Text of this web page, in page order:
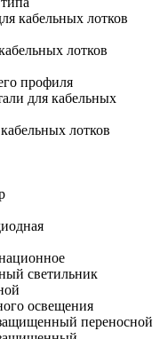
кабельных лотков
лотков
профиля
для кабельных
лотков
светильник
освещения
переносной